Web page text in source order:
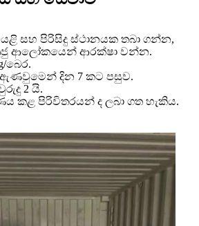
සහ පිරිසිදු ස්ථානයක තබා ගන්න,
ආලෝකයෙන් ආරක්ෂා වන්න.
බෙර.
දින 7 කට පසුව.
2 යි.
කළ පිරිවිතරයන් ද ලබා ගත හැකිය.